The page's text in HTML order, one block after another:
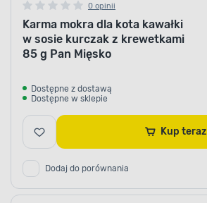
0 opinii
Karma mokra dla kota kawałki
w sosie kurczak z krewetkami
85 g Pan Mięsko
Dostępne z dostawą
Dostępne w sklepie
Kup teraz
Dodaj do porównania